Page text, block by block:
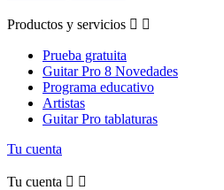
Productos y servicios  
Prueba gratuita
Guitar Pro 8 Novedades
Programa educativo
Artistas
Guitar Pro tablaturas
Tu cuenta
Tu cuenta  